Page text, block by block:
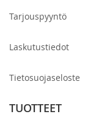
Tarjouspyyntö
Laskutustiedot
Tietosuojaseloste
TUOTTEET